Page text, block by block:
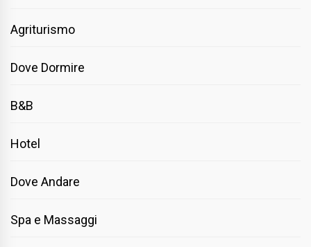
Agriturismo
Dove Dormire
B&B
Hotel
Dove Andare
Spa e Massaggi